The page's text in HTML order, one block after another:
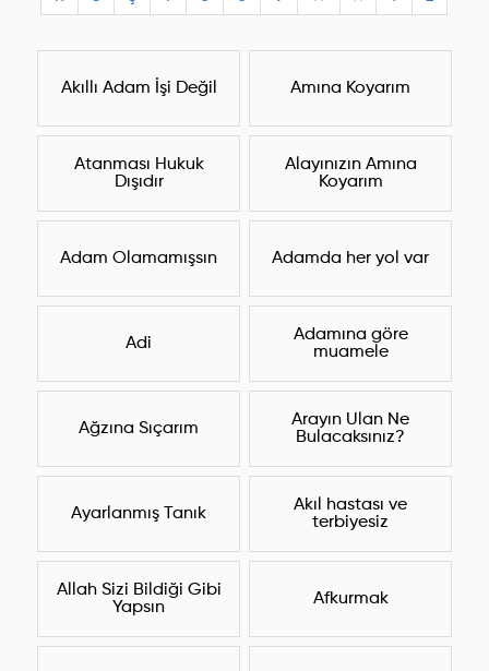
Akıllı Adam İşi Değil Amına Koyarım
Atanması Hukuk
Dışıdır
Alayınızın Amına
Koyarım
Adam Olamamışsın Adamda her yol var
Adi
Adamına göre
muamele
Ağzına Sıçarım
Arayın Ulan Ne
Bulacaksınız?
Ayarlanmış Tanık
Akıl hastası ve
terbiyesiz
Allah Sizi Bildiği Gibi
Yapsın
Afkurmak